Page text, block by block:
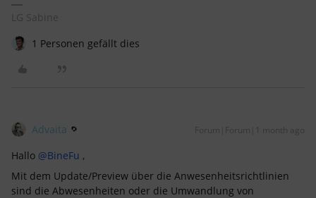
LG Sabine
1 Personen gefällt dies
Advaita Forum|Forum|1 month ago
Hallo ​ @BineFu ,
Mit dem Update/Preview über die Anwesenheitsrichtlinien
sind die Abwesenheiten oder die Umwandlung von